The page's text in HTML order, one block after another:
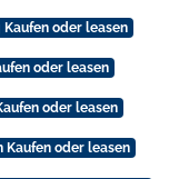
oder leasen
oder leasen
oder leasen
Kaufen oder leasen